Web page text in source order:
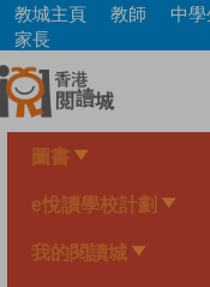
Skip
main
content
教城主頁 教師 中學
家長
圖書
e悅讀學校計劃
我的閱讀城